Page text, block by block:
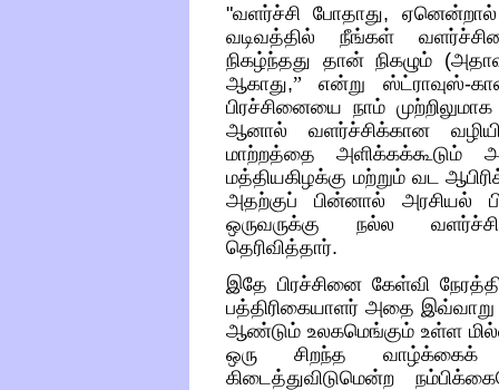
"வளர்ச்சி போதாது,
வடிவத்தில் நீங்கள்
நிகழ்ந்தது தான் நிகழும் (
ஆகாது,” என்று ஸ்ட்ராவுஸ்-
பிரச்சினையை நாம்
ஆனால் வளர்ச்சிக்கான
மாற்றத்தை அளிக்கக்கூடும்
மத்தியகிழக்கு மற்றும் வட
அதற்குப் பின்னால் அரசியல்
ஒருவருக்கு நல்ல
தெரிவித்தார்.
இதே பிரச்சினை கேள்வி
பத்திரிகையாளர் அதை
ஆண்டும் உலகமெங்கும் உள்ள
ஒரு சிறந்த வாழ்க்கைக்
கிடைத்துவிடுமென்ற